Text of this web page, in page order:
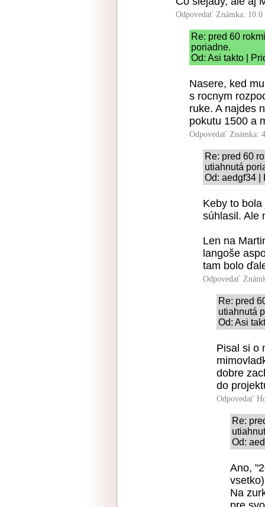
Odpovedať Známka: 10.0
Re: pred 60
poriadne.
Od: Asi takto |
Nasere, ked
s rocnym
ruke. A najdes
pokutu 1500 a
Odpovedať Známka:
Re: pred 60
utiahnutá
Od: aedgf34 |
Keby to
súhlasil. Ale
Len na
langoše
tam bolo
Odpovedať
Re: pred
utiahnutá
Od: Asi
Pisal si o
dobre
do
Odpovedať
Re:
Od:
Ano,
Na